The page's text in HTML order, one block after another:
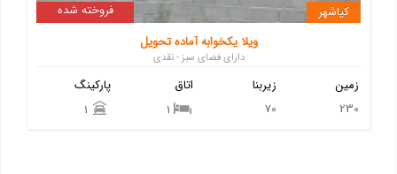
فروخته شده
کیاشهر
ویلا یکخوابه آماده تحویل
دارای فضای سبز - نقدی
پارکینگ
اتاق
1
زیربنا
70
زمین
230